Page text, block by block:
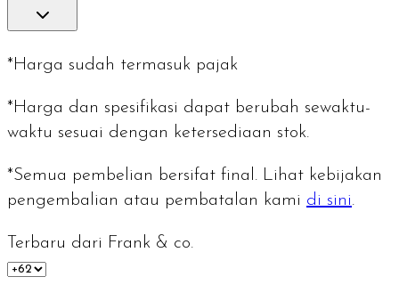
*Harga sudah termasuk pajak
*Harga dan spesifikasi dapat berubah sewaktu-
waktu sesuai dengan ketersediaan stok.
*Semua pembelian bersifat final. Lihat kebijakan
pengembalian atau pembatalan kami di sini.
Terbaru dari Frank & co.